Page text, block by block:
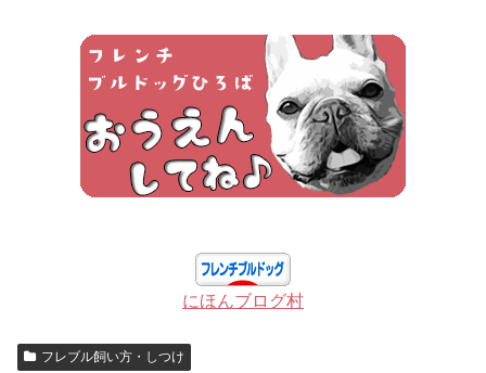
にほんブログ村
フレブル飼い方・しつけ